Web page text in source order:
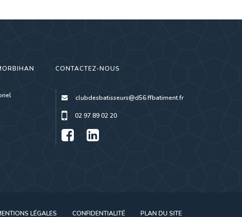
CONTACTEZ-NOUS
clubdesbatisseurs@d56.ffbatiment.fr
02 97 89 02 20
LÉGALES CONFIDENTIALITÉ PLAN DU SITE